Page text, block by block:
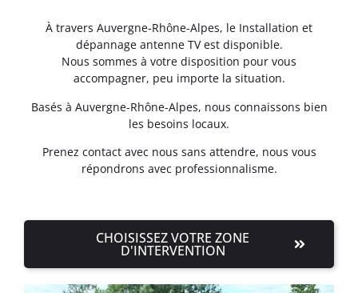
À travers Auvergne-Rhône-Alpes, le Installation et
dépannage antenne TV est disponible.
Nous sommes à votre disposition pour vous
accompagner, peu importe la situation.
Basés à Auvergne-Rhône-Alpes, nous connaissons bien
les besoins locaux.
Prenez contact avec nous sans attendre, nous vous
répondrons avec professionnalisme.
CHOISISSEZ VOTRE ZONE
D'INTERVENTION